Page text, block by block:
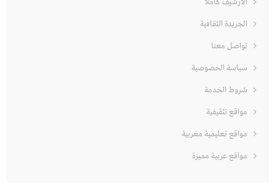
الأرشيف كاملا
الجريدة الثقافية
تواصل معنا
سياسة الخصوصية
شروط الخدمة
مواقع تثقيفية
مواقع تعليمية مغربية
مواقع عربية مميزة